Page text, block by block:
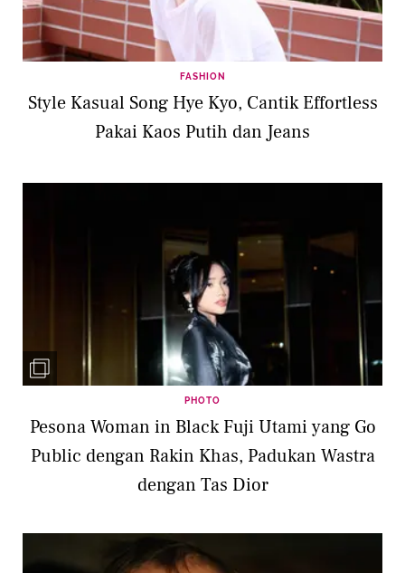
FASHION
Style Kasual Song Hye Kyo, Cantik Effortless
Pakai Kaos Putih dan Jeans
PHOTO
Pesona Woman in Black Fuji Utami yang Go
Public dengan Rakin Khas, Padukan Wastra
dengan Tas Dior